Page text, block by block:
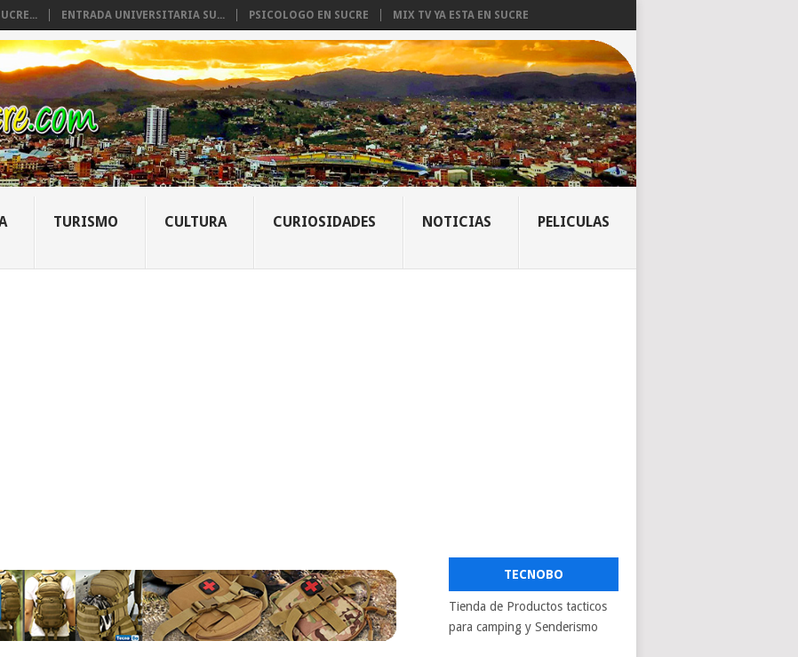
ENTRADA UNIVERSITARIA SU... PSICOLOGO EN SUCRE MIX TV YA ESTA EN SUCRE
TURISMO CULTURA CURIOSIDADES NOTICIAS PELICULAS
TECNOBO
Tienda de Productos tacticos
para camping y Senderismo